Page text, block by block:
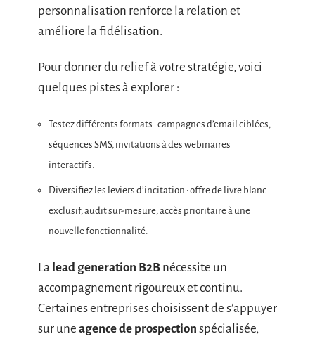
personnalisation renforce la relation et
améliore la fidélisation.
Pour donner du relief à votre stratégie, voici
quelques pistes à explorer :
Testez différents formats : campagnes d’email ciblées,
séquences SMS, invitations à des webinaires
interactifs.
Diversifiez les leviers d’incitation : offre de livre blanc
exclusif, audit sur-mesure, accès prioritaire à une
nouvelle fonctionnalité.
La lead generation B2B nécessite un
accompagnement rigoureux et continu.
Certaines entreprises choisissent de s’appuyer
sur une agence de prospection spécialisée,